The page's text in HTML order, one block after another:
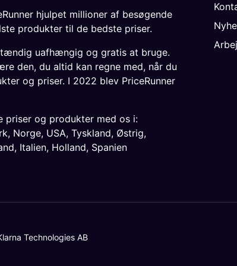
hjulpet millioner af besøgende
produkter til de bedste priser.
uafhængig og gratis at bruge.
den, du altid kan regne med, når du
og priser. I 2022 blev PriceRunner
priser og produkter med os i:
, Norge, USA, Tyskland, Østrig,
, Italien, Holland, Spanien
Technologies AB